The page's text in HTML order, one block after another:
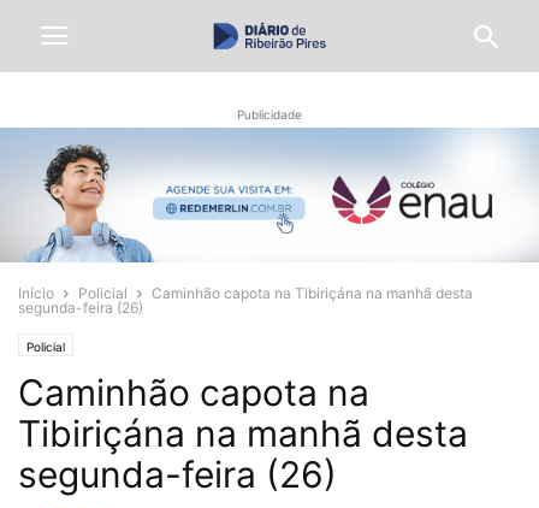
Publicidade
Início Policial
Caminhão capota na Tibiriçána na manhã desta
segunda-feira (26)
Policial
Caminhão capota na
Tibiriçána na manhã desta
segunda-feira (26)